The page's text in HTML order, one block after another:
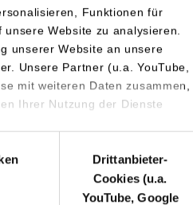
Funktionen für
Website zu analysieren.
unserer Website an unsere
Unsere Partner (u.a. YouTube,
mit weiteren Daten zusammen,
Ihrer Nutzung der Dienste
Drittanbieter-
Cookies (u.a.
YouTube, Google
Mobilität im
16.09.2026 -